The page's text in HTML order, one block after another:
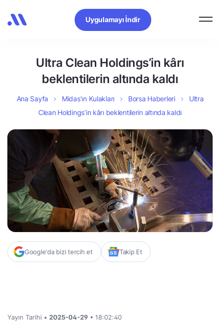
Uygulamayı İndir
Ultra Clean Holdings’in kârı
beklentilerin altında kaldı
Ana Sayfa Midas’ın Kulakları Borsa Haberleri
Ultra
Clean Holdings’in kârı beklentilerin altında kaldı
Google'da bizi tercih et Takip Et
Yayın Tarihi • 2025-04-29 • 18:02:40